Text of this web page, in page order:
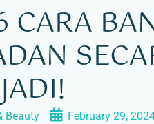
CARA
Beauty February 29,